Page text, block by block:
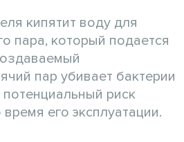
кипятит воду для
пара, который подается
пар убивает бактерии
риск
его эксплуатации.